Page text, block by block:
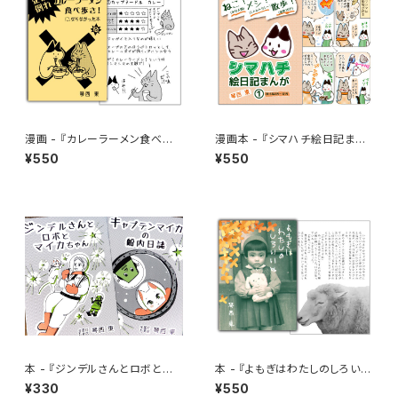
漫画 - 『カレーラーメン食べ歩
き！に、ならなかった本』改訂版
¥550
漫画本 - 『シマハチ絵日記まん
が 1 2015年6月～12月』
¥550
本 - 『ジンデルさんとロボとマ
イカちゃん/キャプテンマイカの
船内日誌』
¥330
本 - 『よもぎはわたしのしろいい
ぬ』
¥550